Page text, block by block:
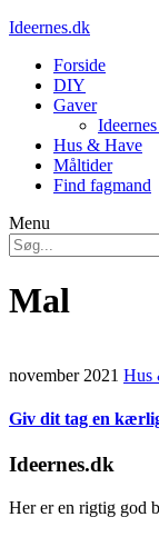
Ideernes.dk
Forside
DIY
Gaver
Hus & Have
Måltider
Find fagmand
Menu
Mal
november 2021 Hus
Giv dit tag en
Ideernes.dk
Her er en rigtig god